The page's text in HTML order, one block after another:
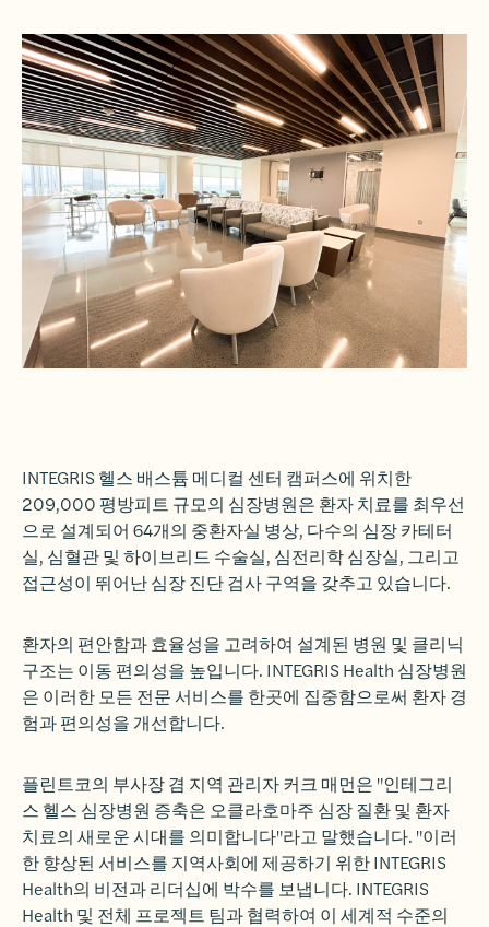
INTEGRIS 헬스 배스튬 메디컬 센터 캠퍼스에 위치한
209,000 평방피트 규모의 심장병원은 환자 치료를 최우선
으로 설계되어 64개의 중환자실 병상, 다수의 심장 카테터
실, 심혈관 및 하이브리드 수술실, 심전리학 심장실, 그리고
접근성이 뛰어난 심장 진단 검사 구역을 갖추고 있습니다.
환자의 편안함과 효율성을 고려하여 설계된 병원 및 클리닉
구조는 이동 편의성을 높입니다. INTEGRIS Health 심장병원
은 이러한 모든 전문 서비스를 한곳에 집중함으로써 환자 경
험과 편의성을 개선합니다.
플린트코의 부사장 겸 지역 관리자 커크 매먼은 "인테그리
스 헬스 심장병원 증축은 오클라호마주 심장 질환 및 환자
치료의 새로운 시대를 의미합니다"라고 말했습니다. "이러
한 향상된 서비스를 지역사회에 제공하기 위한 INTEGRIS
Health의 비전과 리더십에 박수를 보냅니다. INTEGRIS
Health 및 전체 프로젝트 팀과 협력하여 이 세계적 수준의